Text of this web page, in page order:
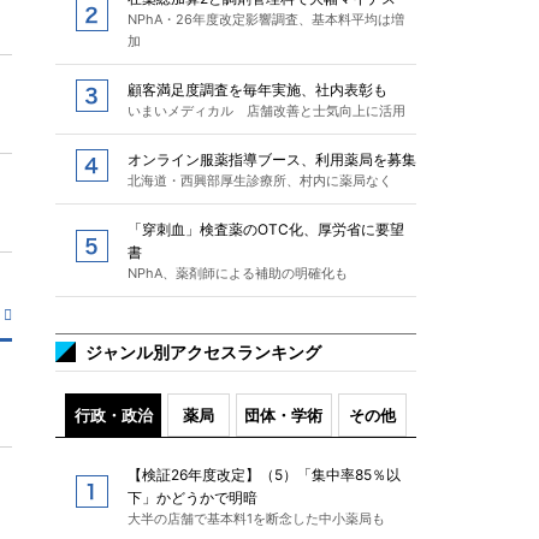
NPhA・26年度改定影響調査、基本料平均は増
加
顧客満足度調査を毎年実施、社内表彰も
いまいメディカル 店舗改善と士気向上に活用
オンライン服薬指導ブース、利用薬局を募集
北海道・西興部厚生診療所、村内に薬局なく
「穿刺血」検査薬のOTC化、厚労省に要望
書
NPhA、薬剤師による補助の明確化も
ジャンル別アクセスランキング
行政・政治 薬局 団体・学術 その他
【検証26年度改定】（5）「集中率85％以
下」かどうかで明暗
大半の店舗で基本料1を断念した中小薬局も